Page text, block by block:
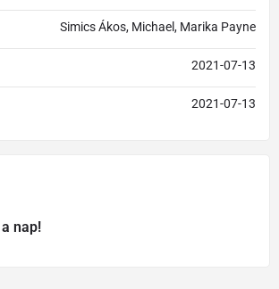
Simics Ákos, Michael, Marika Payne
2021-07-13
2021-07-13
nap!